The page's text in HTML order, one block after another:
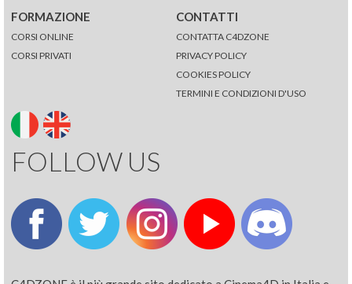
FORMAZIONE
CORSI ONLINE
CORSI PRIVATI
CONTATTI
CONTATTA C4DZONE
PRIVACY POLICY
COOKIES POLICY
TERMINI E CONDIZIONI D'USO
FOLLOW US